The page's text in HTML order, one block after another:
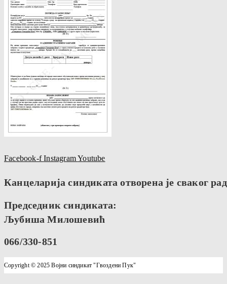
Facebook-f InstagramYoutube
Канцеларија синдиката отворена је сваког
Председник синдиката:
Љубиша Милошевић
066/330-851
Copyright © 2025 Војни синдикат "Гвоздени Пук"